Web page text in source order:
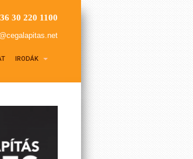
30 220 1100
IRODÁK